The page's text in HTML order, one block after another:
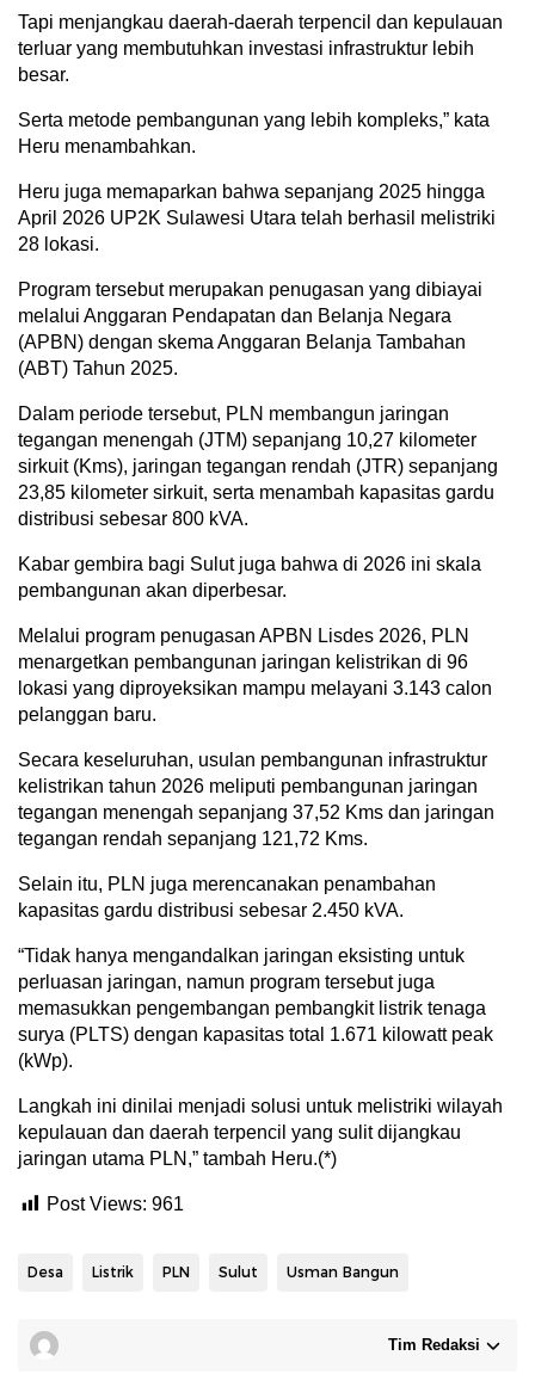
Tapi menjangkau daerah-daerah terpencil dan kepulauan
terluar yang membutuhkan investasi infrastruktur lebih
besar.
Serta metode pembangunan yang lebih kompleks,” kata
Heru menambahkan.
Heru juga memaparkan bahwa sepanjang 2025 hingga
April 2026 UP2K Sulawesi Utara telah berhasil melistriki
28 lokasi.
Program tersebut merupakan penugasan yang dibiayai
melalui Anggaran Pendapatan dan Belanja Negara
(APBN) dengan skema Anggaran Belanja Tambahan
(ABT) Tahun 2025.
Dalam periode tersebut, PLN membangun jaringan
tegangan menengah (JTM) sepanjang 10,27 kilometer
sirkuit (Kms), jaringan tegangan rendah (JTR) sepanjang
23,85 kilometer sirkuit, serta menambah kapasitas gardu
distribusi sebesar 800 kVA.
Kabar gembira bagi Sulut juga bahwa di 2026 ini skala
pembangunan akan diperbesar.
Melalui program penugasan APBN Lisdes 2026, PLN
menargetkan pembangunan jaringan kelistrikan di 96
lokasi yang diproyeksikan mampu melayani 3.143 calon
pelanggan baru.
Secara keseluruhan, usulan pembangunan infrastruktur
kelistrikan tahun 2026 meliputi pembangunan jaringan
tegangan menengah sepanjang 37,52 Kms dan jaringan
tegangan rendah sepanjang 121,72 Kms.
Selain itu, PLN juga merencanakan penambahan
kapasitas gardu distribusi sebesar 2.450 kVA.
“Tidak hanya mengandalkan jaringan eksisting untuk
perluasan jaringan, namun program tersebut juga
memasukkan pengembangan pembangkit listrik tenaga
surya (PLTS) dengan kapasitas total 1.671 kilowatt peak
(kWp).
Langkah ini dinilai menjadi solusi untuk melistriki wilayah
kepulauan dan daerah terpencil yang sulit dijangkau
jaringan utama PLN,” tambah Heru.(*)
Post Views: 961
Desa Listrik PLN Sulut Usman Bangun
Tim Redaksi